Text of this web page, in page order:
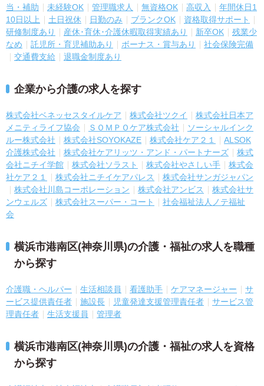
当・補助
未経験OK 管理職求人 無資格OK 高収入
年間休日1
10日以上
土日祝休 日勤のみ ブランクOK
資格取得サポート
研修制度あり
産休･育休･介護休暇取得実績あり 新卒OK
残業少
なめ
託児所・育児補助あり ボーナス・賞与あり
社会保険完備
交通費支給
退職金制度あり
企業から介護の求人を探す
株式会社ベネッセスタイルケア 株式会社ツクイ
株式会社日本ア
メニティライフ協会
ＳＯＭＰＯケア株式会社
ソーシャルインク
ルー株式会社
株式会社SOYOKAZE 株式会社ケア２１
ALSOK
介護株式会社
株式会社ケアリッツ・アンド・パートナーズ
株式
会社ニチイ学館
株式会社ソラスト 株式会社やさしい手
株式会
社ケア２１
株式会社ニチイケアパレス
株式会社サンガジャパン
株式会社川島コーポレーション
株式会社アンビス
株式会社サ
ンウェルズ
株式会社スーパー・コート
社会福祉法人ノテ福祉
会
横浜市港南区(神奈川県)の介護・福祉の求人を職種
から探す
介護職・ヘルパー 生活相談員 看護助手 ケアマネージャー
サ
ービス提供責任者
施設長 児童発達支援管理責任者
サービス管
理責任者
生活支援員 管理者
横浜市港南区(神奈川県)の介護・福祉の求人を資格
から探す